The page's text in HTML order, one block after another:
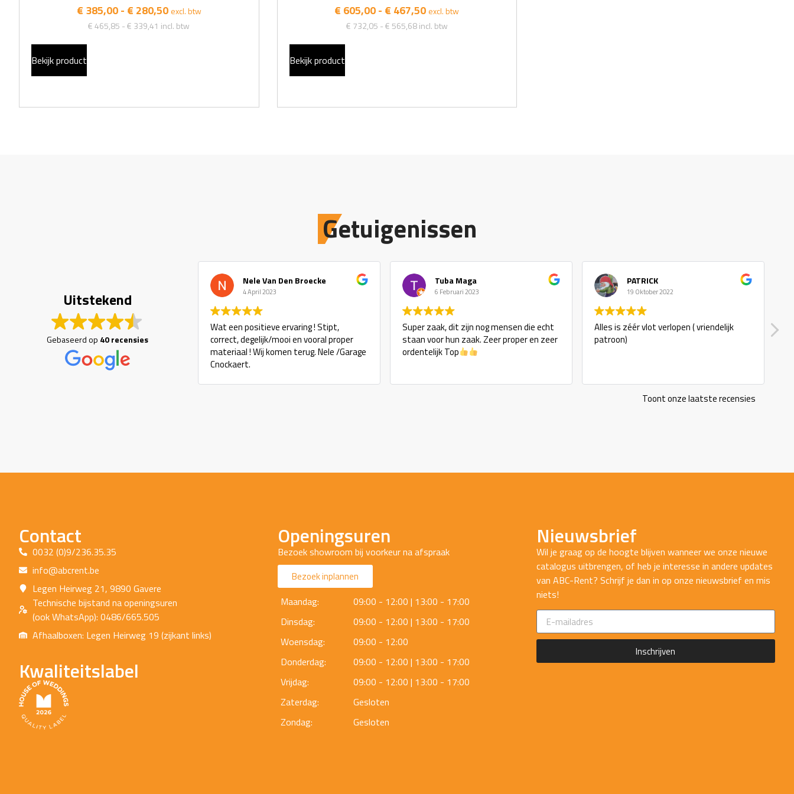
€ 385,00 - € 280,50 excl. btw
€ 465,85 - € 339,41 incl. btw
Bekijk product
€ 605,00 - € 467,50 excl. btw
€ 732,05 - € 565,68incl. btw
Bekijk product
Getuigenissen
Uitstekend
Gebaseerd op 40 recensies
Nele Van Den Broecke
4 April 2023
Wat een positieve ervaring ! Stipt,
correct, degelijk/mooi en vooral proper
materiaal ! Wij komen terug. Nele /Garage
Cnockaert.
Tuba Maga
6 Februari 2023
Super zaak, dit zijn nog mensen die echt
staan voor hun zaak. Zeer proper en zeer
ordentelijk Top
PATRICK
19 Oktober 2022
patroon)
goede
Toont onze laatste recensies
Contact
0032 (0)9/236.35.35
info@abcrent.be
Legen Heirweg 21, 9890 Gavere
Technische bijstand na openingsuren
(ook WhatsApp): 0486/665.505
Afhaalboxen: Legen Heirweg 19 (zijkant links)
Kwaliteitslabel
Openingsuren
Bezoek showroom bij voorkeur na afspraak
Bezoek inplannen
Maandag:
09:00 - 12:00 | 13:00 - 17:00
Dinsdag:
09:00 - 12:00 | 13:00 - 17:00
Woensdag:
09:00 - 12:00
Donderdag:
09:00 - 12:00 | 13:00 - 17:00
Vrijdag:
09:00 - 12:00 | 13:00 - 17:00
Zaterdag:
Gesloten
Zondag:
Gesloten
Nieuwsbrief
Wil je graag op de hoogte blijven wanneer we onze nieuwe
catalogus uitbrengen, of heb je interesse in andere updates
van ABC-Rent? Schrijf je dan in op onze nieuwsbrief en mis
niets!
Inschrijven